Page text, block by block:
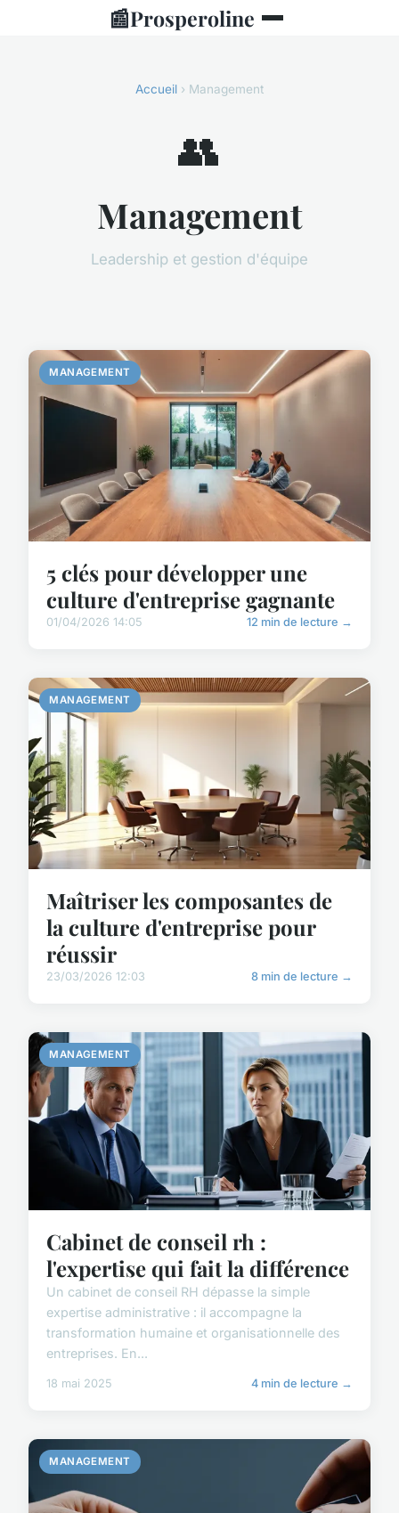
📰Prosperoline
Accueil › Management
👥
Management
Leadership et gestion d'équipe
MANAGEMENT
5 clés pour développer une
culture d'entreprise gagnante
01/04/2026 14:05 12 min de lecture →
MANAGEMENT
Maîtriser les composantes de
la culture d'entreprise pour
réussir
23/03/2026 12:03 8 min de lecture →
MANAGEMENT
Cabinet de conseil rh :
l'expertise qui fait la différence
Un cabinet de conseil RH dépasse la simple
expertise administrative : il accompagne la
transformation humaine et organisationnelle des
entreprises. En...
18 mai 2025 4 min de lecture →
MANAGEMENT